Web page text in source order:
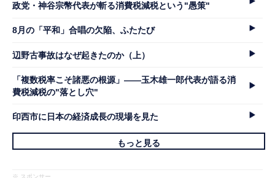
政党・神谷宗幣代表が斬る消費税減税という"愚策"
8月の「平和」合唱の欠陥、ふたたび
辺野古事故はなぜ起きたのか（上）
「複数税率こそ諸悪の根源」――玉木雄一郎代表が語る消
費税減税の"落とし穴"
印西市に日本の経済成長の現場を見た
もっと見る
※ スポンサー